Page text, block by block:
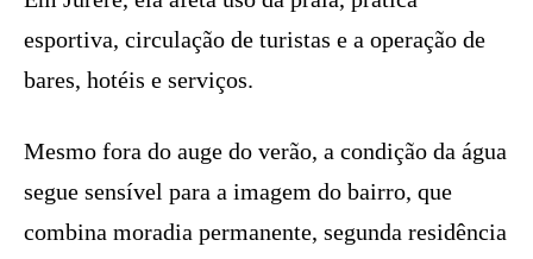
esportiva, circulação de turistas e a operação de
bares, hotéis e serviços.
Mesmo fora do auge do verão, a condição da água
segue sensível para a imagem do bairro, que
combina moradia permanente, segunda residência